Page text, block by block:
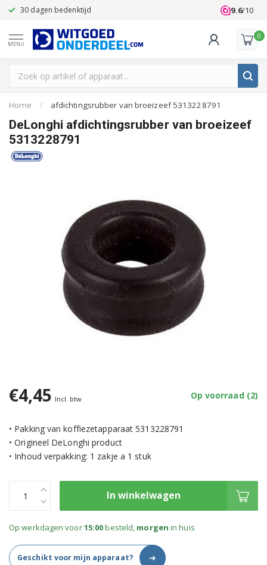
30 dagen bedenktijd Klanten
9.6/10
MENU
0
Home / afdichtingsrubber van broeizeef 5313228791
DeLonghi afdichtingsrubber van broeizeef
5313228791
€4,45 Incl. btw Op voorraad (2)
• Pakking van koffiezetapparaat 5313228791
• Origineel DeLonghi product
• Inhoud verpakking: 1 zakje a 1 stuk
In winkelwagen
Op werkdagen voor15:00besteld, morgen in huis
Geschikt voor mijn apparaat? ➜